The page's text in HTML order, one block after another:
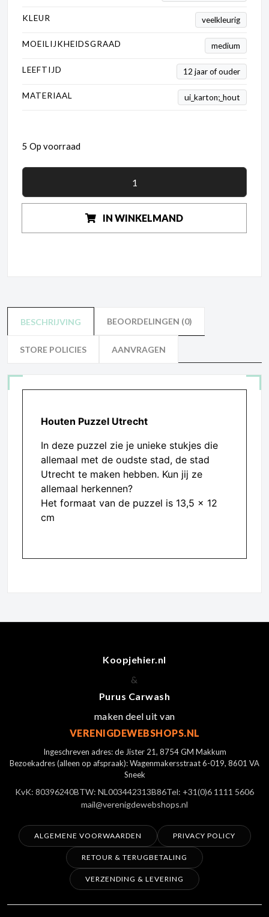
KLEUR veelkleurig
MOEILIJKHEIDSGRAAD medium
LEEFTIJD 12 jaar of ouder
MATERIAAL ui_karton;_hout
5 Op voorraad
IN WINKELMAND
BESCHRIJVING BEOORDELINGEN (0)
STORE POLICIES AANVRAGEN
Houten Puzzel Utrecht
In deze puzzel zie je unieke stukjes die
allemaal met de oudste stad, de stad
Utrecht te maken hebben. Kun jij ze
allemaal herkennen?
Het formaat van de puzzel is 13,5 x 12
cm
Koopjehier.nl
&
Purus Carwash
maken deel uit van
VERENIGDEWEBSHOPS.NL
Ingeschreven adres: de Jister 21, 8754 GM Makkum
Bezoekadres (alleen op afspraak): Wagenmakersstraat 6-019, 8601 VA
Sneek
KvK: 80396240BTW: NL003442313B86Tel: +31(0)6 1111 5606
mail@verenigdewebshops.nl
ALGEMENE VOORWAARDEN PRIVACY POLICY
RETOUR & TERUGBETALING
VERZENDING & LEVERING